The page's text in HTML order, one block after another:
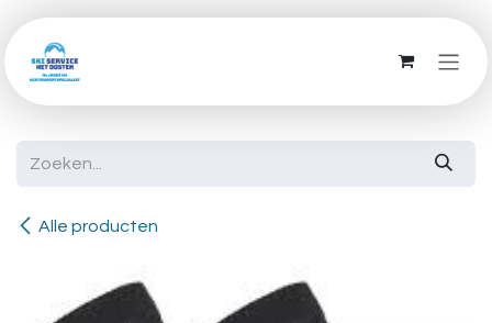
Overslaan naar inhoud
Alle producten